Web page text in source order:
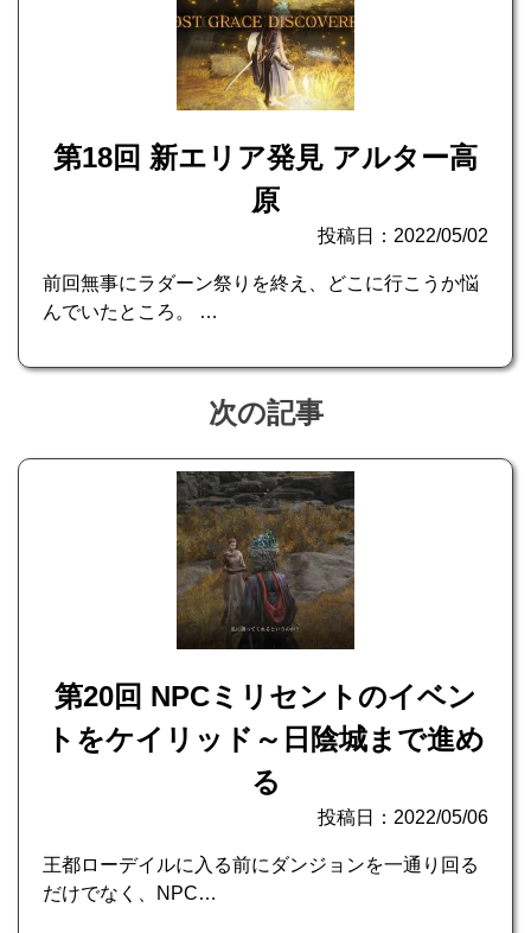
第18回 新エリア発見 アルター高
原
投稿日：2022/05/02
前回無事にラダーン祭りを終え、どこに行こうか悩
んでいたところ。 …
次の記事
第20回 NPCミリセントのイベン
トをケイリッド～日陰城まで進め
る
投稿日：2022/05/06
王都ローデイルに入る前にダンジョンを一通り回る
だけでなく、NPC…